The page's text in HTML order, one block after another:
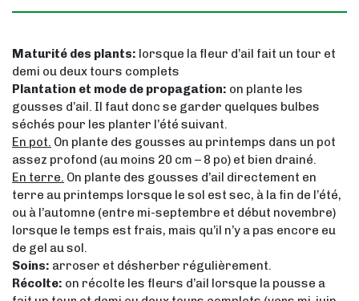
Maturité des plants: lorsque la fleur d’ail fait un tour et
demi ou deux tours complets
Plantation et mode de propagation: on plante les
gousses d’ail. Il faut donc se garder quelques bulbes
séchés pour les planter l’été suivant.
En pot. On plante des gousses au printemps dans un pot
assez profond (au moins 20 cm – 8 po) et bien drainé.
En terre. On plante des gousses d’ail directement en
terre au printemps lorsque le sol est sec, à la fin de l’été,
ou à l’automne (entre mi-septembre et début novembre)
lorsque le temps est frais, mais qu’il n’y a pas encore eu
de gel au sol.
Soins: arroser et désherber régulièrement.
Récolte: on récolte les fleurs d’ail lorsque la pousse a